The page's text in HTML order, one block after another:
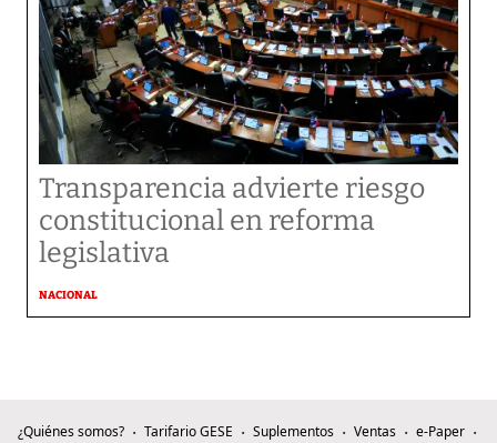
Transparencia advierte riesgo
constitucional en reforma
legislativa
NACIONAL
¿Quiénes somos? Tarifario GESE Suplementos Ventas
e-Paper